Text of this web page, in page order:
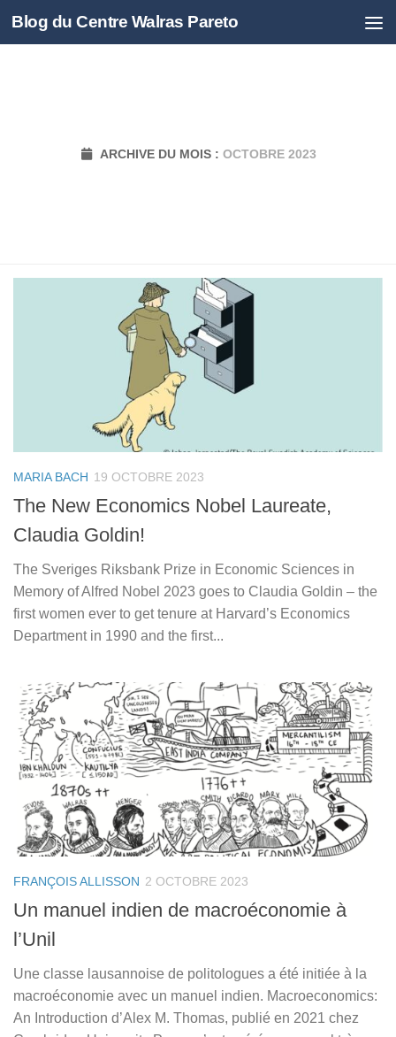
Skip to content
Blog du Centre Walras Pareto
ARCHIVE DU MOIS : OCTOBRE 2023
MARIA BACH 19 OCTOBRE 2023
The New Economics Nobel Laureate,
Claudia Goldin!
The Sveriges Riksbank Prize in Economic Sciences in
Memory of Alfred Nobel 2023 goes to Claudia Goldin – the
first women ever to get tenure at Harvard’s Economics
Department in 1990 and the first...
FRANÇOIS ALLISSON 2 OCTOBRE 2023
Un manuel indien de macroéconomie à
l’Unil
Une classe lausannoise de politologues a été initiée à la
macroéconomie avec un manuel indien. Macroeconomics:
An Introduction d’Alex M. Thomas, publié en 2021 chez